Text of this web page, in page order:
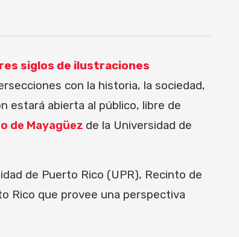
siglos de ilustraciones
con la historia, la sociedad,
estará abierta al público, libre de
de Mayagüez de la Universidad de
de Puerto Rico (UPR), Recinto de
Rico que provee una perspectiva